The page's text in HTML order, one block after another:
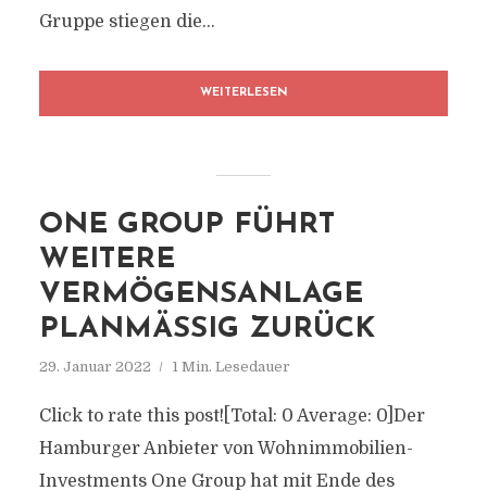
Gruppe stiegen die...
WEITERLESEN
ONE GROUP FÜHRT
WEITERE
VERMÖGENSANLAGE
PLANMÄSSIG ZURÜCK
29. Januar 2022 1 Min. Lesedauer
Click to rate this post![Total: 0 Average: 0]Der
Hamburger Anbieter von Wohnimmobilien-
Investments One Group hat mit Ende des